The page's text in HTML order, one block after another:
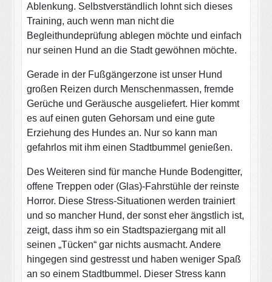
Ablenkung. Selbstverständlich lohnt sich dieses
Training, auch wenn man nicht die
Begleithundeprüfung ablegen möchte und einfach
nur seinen Hund an die Stadt gewöhnen möchte.
Gerade in der Fußgängerzone ist unser Hund
großen Reizen durch Menschenmassen, fremde
Gerüche und Geräusche ausgeliefert. Hier kommt
es auf einen guten Gehorsam und eine gute
Erziehung des Hundes an. Nur so kann man
gefahrlos mit ihm einen Stadtbummel genießen.
Des Weiteren sind für manche Hunde Bodengitter,
offene Treppen oder (Glas)-Fahrstühle der reinste
Horror. Diese Stress-Situationen werden trainiert
und so mancher Hund, der sonst eher ängstlich ist,
zeigt, dass ihm so ein Stadtspaziergang mit all
seinen „Tücken“ gar nichts ausmacht. Andere
hingegen sind gestresst und haben weniger Spaß
an so einem Stadtbummel. Dieser Stress kann